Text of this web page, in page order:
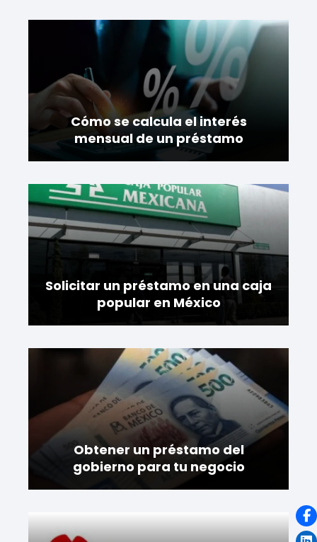
Cómo se calcula el interés
mensual de un préstamo
Solicitar un préstamo en una caja
popular en México
Obtener un préstamo del
gobierno para tu negocio